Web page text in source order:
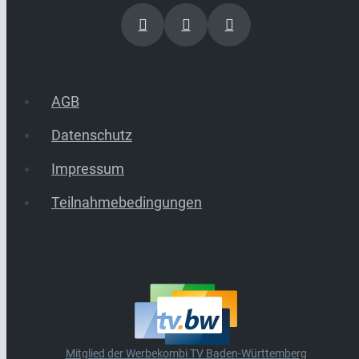
AGB
Datenschutz
Impressum
Teilnahmebedingungen
Mitglied der Werbekombi TV Baden-Württemberg